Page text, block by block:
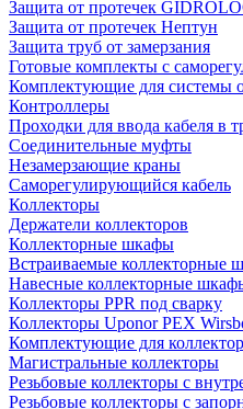
Защита от протечек
Защита от протечек Нептун
Защита труб от замерзания
Готовые комплекты с
Комплектующие для системы
Контроллеры
Проходки для ввода кабеля в
Соединительные муфты
Незамерзающие краны
Саморегулирующийся кабель
Коллекторы
Держатели коллекторов
Коллекторные шкафы
Встраиваемые коллекторные
Навесные коллекторные
Коллекторы PPR под сварку
Коллекторы Uponor PEX
Комплектующие для
Магистральные коллекторы
Резьбовые коллекторы с
Резьбовые коллекторы с